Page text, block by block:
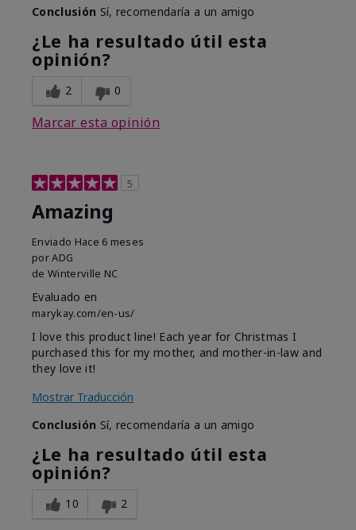
Conclusión Sí, recomendaría a un amigo
¿Le ha resultado útil esta
opinión?
2 0
Marcar esta opinión
5
Amazing
Enviado Hace 6 meses
porADG
de Winterville NC
Evaluado en
marykay.com/en-us/
I love this product line! Each year for Christmas I
purchased this for my mother, and mother-in-law and
they love it!
Mostrar Traducción
Conclusión Sí, recomendaría a un amigo
¿Le ha resultado útil esta
opinión?
10 2